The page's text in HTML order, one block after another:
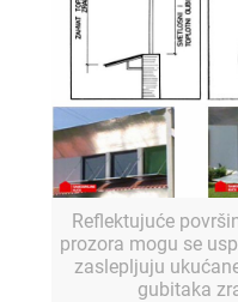
Reflektujuće
prozora mogu se
zaslepljuju
gubitaka